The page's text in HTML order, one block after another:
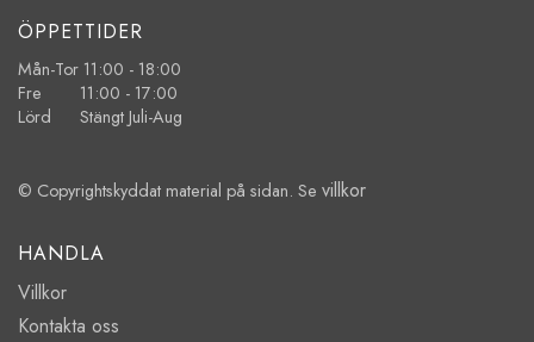
ÖPPETTIDER
Mån-Tor 11:00 - 18:00
Fre 11:00 - 17:00
Lörd Stängt Juli-Aug
© Copyrightskyddat material på sidan. Se villkor
HANDLA
Villkor
Kontakta oss